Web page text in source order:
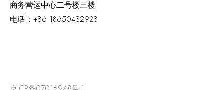
商务营运中心二号楼三楼
电话： +86 18650432928